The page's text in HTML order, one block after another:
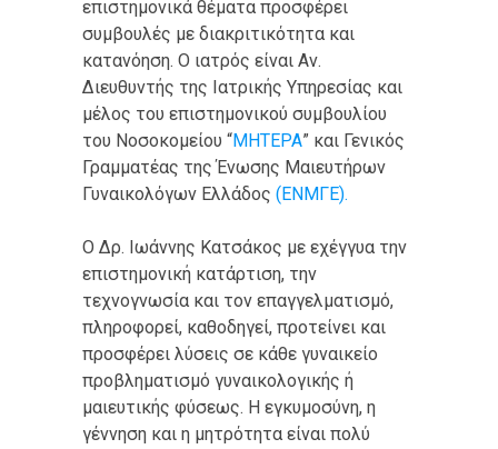
επιστημονικά θέματα προσφέρει
συμβουλές με διακριτικότητα και
κατανόηση. Ο ιατρός είναι Αν.
Διευθυντής της Ιατρικής Υπηρεσίας και
μέλος του επιστημονικού συμβουλίου
του Νοσοκομείου “ΜΗΤΕΡΑ” και Γενικός
Γραμματέας της Ένωσης Μαιευτήρων
Γυναικολόγων Ελλάδος (ΕΝΜΓΕ).
Ο Δρ. Ιωάννης Κατσάκος με εχέγγυα την
επιστημονική κατάρτιση, την
τεχνογνωσία και τον επαγγελματισμό,
πληροφορεί, καθοδηγεί, προτείνει και
προσφέρει λύσεις σε κάθε γυναικείο
προβληματισμό γυναικολογικής ή
μαιευτικής φύσεως. Η εγκυμοσύνη, η
γέννηση και η μητρότητα είναι πολύ